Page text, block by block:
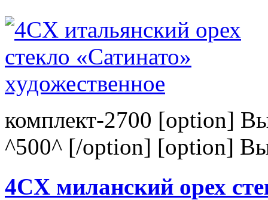
комплект-2700 [option]
^500^ [/option] [option]
4CХ миланский орех